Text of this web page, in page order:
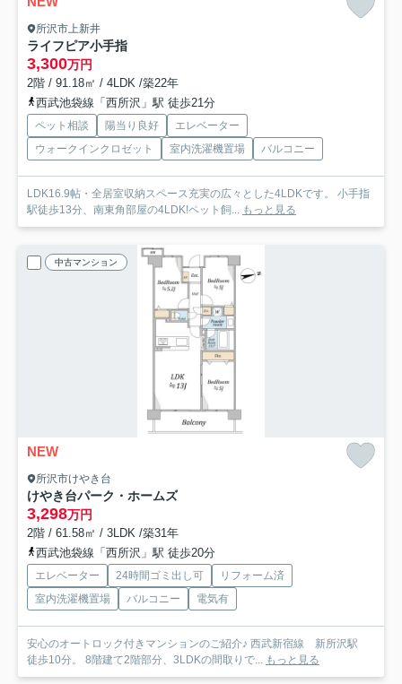
所沢市上新井
ライフピア小手指
3,300万円
2階 / 91.18㎡ / 4LDK /築22年
西武池袋線「西所沢」駅 徒歩21分
ペット相談 陽当り良好
エレベーター
ウォークインクロゼット
室内洗濯機置場 バルコニー
LDK16.9帖・全居室収納スペース充実の広々とした4LDKです。 小手指
駅徒歩13分、南東角部屋の4LDK!ペット飼... もっと見る
中古マンション
NEW
所沢市けやき台
けやき台パーク・ホームズ
3,298万円
2階 / 61.58㎡ / 3LDK /築31年
西武池袋線「西所沢」駅 徒歩20分
エレベーター 24時間ゴミ出し可
リフォーム済
室内洗濯機置場
バルコニー 電気有
安心のオートロック付きマンションのご紹介♪ 西武新宿線 新所沢駅
徒歩10分。 8階建て2階部分、3LDKの間取りで... もっと見る